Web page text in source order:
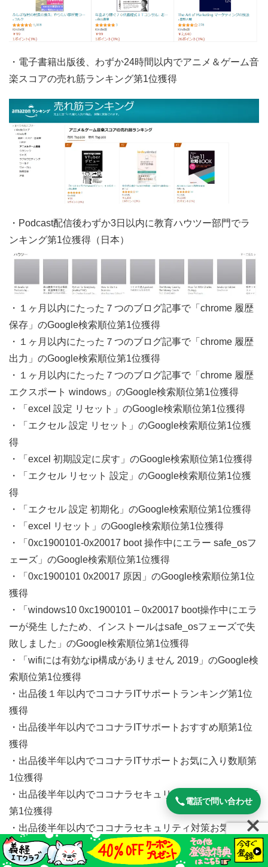
・電子書籍出版後、わずか24時間以内でアニメ＆ゲーム音
楽スコアの売れ筋ランキング第1位獲得
・Podcast配信後わずか3日以内に教育ハウツー部門でラ
ンキング第1位獲得（日本）
・１ヶ月以内にたった７つのブログ記事で「chrome 履歴
保存」のGoogle検索順位第1位獲得
・１ヶ月以内にたった７つのブログ記事で「chrome 履歴
出力」のGoogle検索順位第1位獲得
・１ヶ月以内にたった７つのブログ記事で「chrome 履歴
エクスポート windows」のGoogle検索順位第1位獲得
・「excel 設定 リセット」のGoogle検索順位第1位獲得
・「エクセル 設定 リセット」のGoogle検索順位第1位獲
得
・「excel 初期設定に戻す」のGoogle検索順位第1位獲得
・「エクセル リセット 設定」のGoogle検索順位第1位獲
得
・「エクセル 設定 初期化」のGoogle検索順位第1位獲得
・「excel リセット」のGoogle検索順位第1位獲得
・「0xc1900101-0x20017 boot 操作中にエラー safe_osフ
ェーズ」のGoogle検索順位第1位獲得
・「0xc1900101 0x20017 原因」のGoogle検索順位第1位
獲得
・「windows10 0xc1900101 – 0x20017 boot操作中にエラ
ーが発生 したため、インストールはsafe_osフェーズで失
敗しました」のGoogle検索順位第1位獲得
・「wifiには有効なip構成がありません 2019」のGoogle検
索順位第1位獲得
・出品後１年以内でココナラITサポートランキング第1位
獲得
・出品後半年以内でココナラITサポートおすすめ順第1位
獲得
・出品後半年以内でココナラITサポートお気に入り数順第
1位獲得
・出品後半年以内でココナラセキュリティ対策おすすめ順
第1位獲得
・出品後半年以内でココナラセキュリティ対策お気に入り
数順第1位獲得
・ココナラ販売実績1,000件突破
電話で問い合わせ